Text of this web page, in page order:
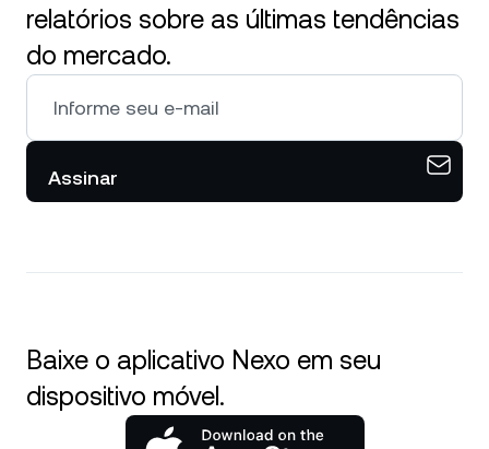
relatórios sobre as últimas tendências
do mercado.
Assinar
Baixe o aplicativo Nexo em seu
dispositivo móvel.